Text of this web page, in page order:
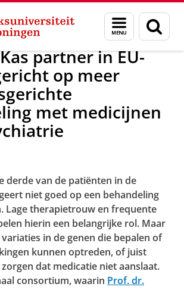
Menu
en
zoeken
of Science and Engineering Nieuws
partner in EU-
op meer
met medicijnen
derde van de patiënten in de
niet goed op een behandeling
Lage therapietrouw en frequente
hierin een belangrijke rol. Maar
in de genen die bepalen of
kunnen optreden, of juist
dat medicatie niet aanslaat.
consortium, waarin Prof. dr.